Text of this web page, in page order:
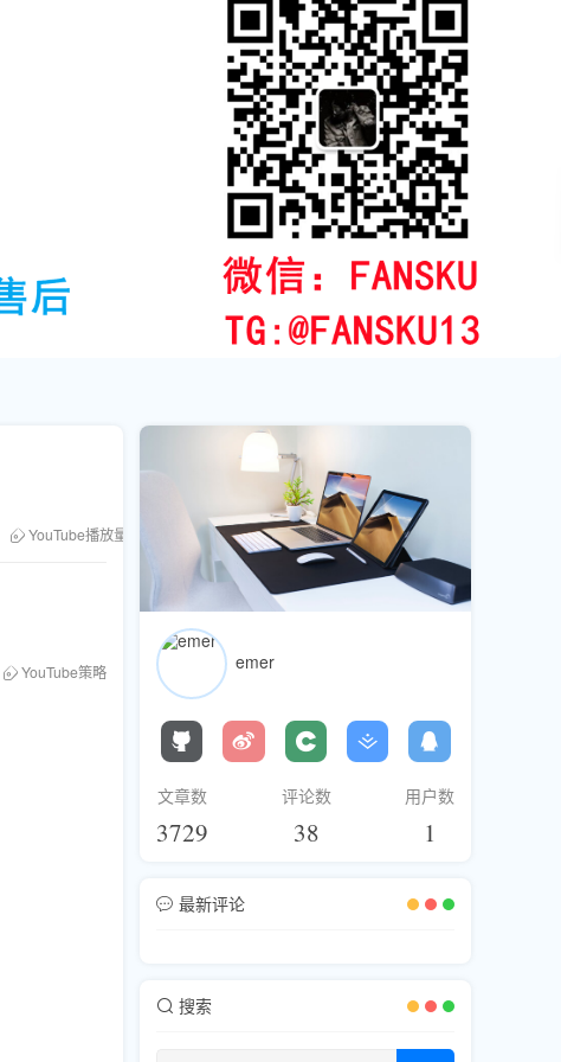
YouTube播放量 YouTube策略
YouTube策略 emer
文章数
3729
评论数
38
用户数
1
最新评论
搜索